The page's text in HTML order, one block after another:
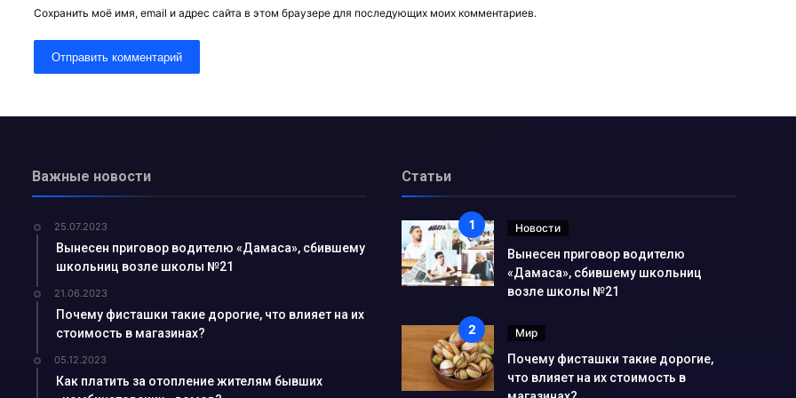
АГМК...
о своей рабо...
альтернативн...
УСК?...
Узбекистане с 1 о...
Сохранить моё имя, email и адрес сайта в этом браузере для последующих моих комментариев.
Важные новости
25.07.2023
Вынесен приговор водителю «Дамаса», сбившему
школьниц возле школы №21
21.06.2023
Почему фисташки такие дорогие, что влияет на их
стоимость в магазинах?
05.12.2023
Как платить за отопление жителям бывших
Статьи
Новости
Вынесен приговор водителю
«Дамаса», сбившему школьниц
возле школы №21
Мир
Почему фисташки такие дорогие,
что влияет на их стоимость в